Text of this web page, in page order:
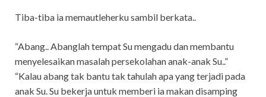
Tiba-tiba ia memautleherku sambil berkata..
“Abang.. Abanglah tempat Su mengadu dan membantu
menyelesaikan masalah persekolahan anak-anak Su..”
“Kalau abang tak bantu tak tahulah apa yang terjadi pada
anak Su. Su bekerja untuk memberi ia makan disamping